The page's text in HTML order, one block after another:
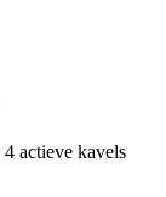
4 actieve kavels